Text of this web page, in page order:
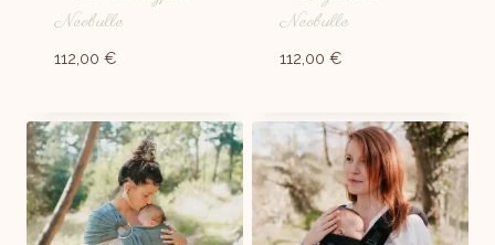
Neobulle
112,00 €
Neobulle
112,00 €